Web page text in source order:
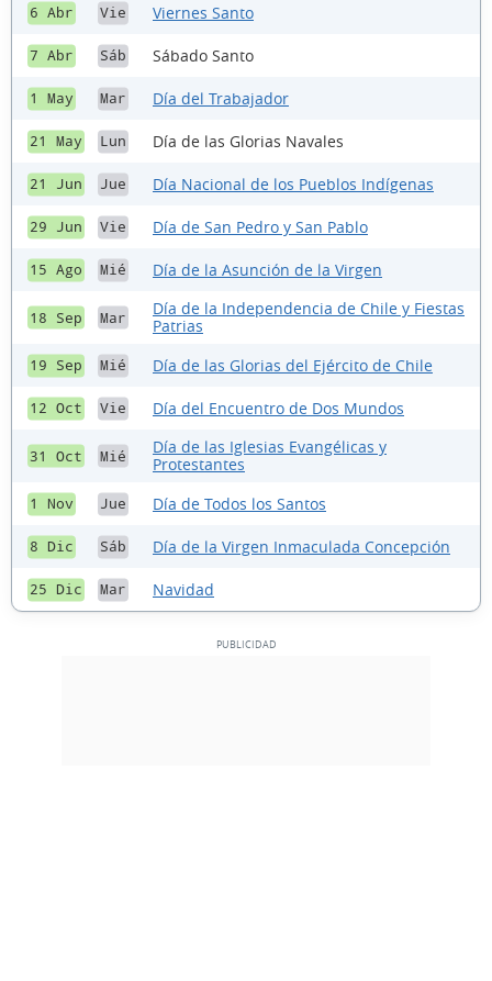
6 Abr Vie Viernes Santo
7 Abr Sáb Sábado Santo
1 May Mar Día del Trabajador
21 May Lun Día de las Glorias Navales
21 Jun Jue Día Nacional de los Pueblos Indígenas
29 Jun Vie Día de San Pedro y San Pablo
15 Ago Mié Día de la Asunción de la Virgen
18 Sep Mar
Día de la Independencia de Chile y Fiestas
Patrias
19 Sep Mié Día de las Glorias del Ejército de Chile
12 Oct Vie Día del Encuentro de Dos Mundos
31 Oct Mié
Día de las Iglesias Evangélicas y
Protestantes
1 Nov Jue Día de Todos los Santos
8 Dic Sáb Día de la Virgen Inmaculada Concepción
25 Dic Mar Navidad